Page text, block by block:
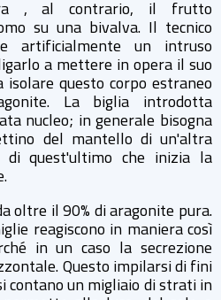
, al contrario, il frutto
su una bivalva. Il tecnico
artificialmente un intruso
a mettere in opera il suo
isolare questo corpo estraneo
La biglia introdotta
nucleo; in generale bisogna
del mantello di un'altra
quest'ultimo che inizia la
oltre il 90% di aragonite pura.
reagiscono in maniera così
in un caso la secrezione
Questo impilarsi di fini
contano un migliaio di strati in